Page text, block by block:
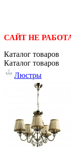
САЙТ НЕ
Каталог товаров
Каталог товаров
Люстры